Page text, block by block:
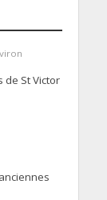
de St Victor